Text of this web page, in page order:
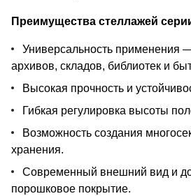
Преимущества стеллажей
Универсальность применения
архивов, складов, библиотек и
Высокая прочность и
Гибкая регулировка высоты
Возможность создания
хранения.
Современный внешний вид и
порошковое покрытие.